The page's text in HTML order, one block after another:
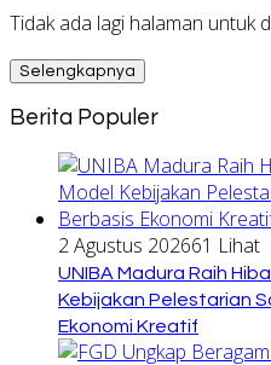
Tidak ada lagi halaman untuk
Selengkapnya
Berita Populer
2 Agustus 202661 Lihat
UNIBA Madura Raih
Kebijakan Pelestarian
Ekonomi Kreatif